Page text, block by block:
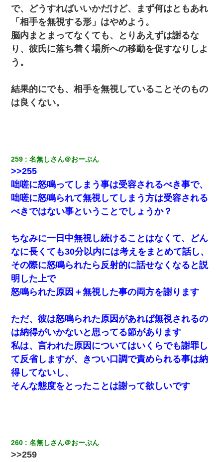
で、どうすればいいかだけど、まず何はともあれ
「相手を無視する形」はやめよう。
脳内まとまってなくても、とりあえずは謝るな
り、彼氏に落ち着く場所への移動を促すなりしよ
う。
結果的にでも、相手を無視していることそのもの
は良くない。
259 名無しさん＠おーぷん
>>255
咄嗟に怒鳴ってしまう事は受容されるべき事で、
咄嗟に怒鳴られて無視してしまう方は受容される
べきではない事ということでしょうか？
ちなみに一日中無視し続けることはなくて、どん
なに長くても30分以内には考えをまとめて話し、
その際に怒鳴られたら反射的に話せなくなると説
明した上で
怒鳴られた原因＋無視した事の両方を謝ります
ただ、彼は怒鳴られた原因があれば無視されるの
は納得がいかないと思ってる節があります
私は、言われた原因についてはいくらでも謝罪し
て反省しますが、きつい口調で責められる事は納
得してないし、
そんな態度をとったことは謝って欲しいです
260 名無しさん＠おーぷん
>>259